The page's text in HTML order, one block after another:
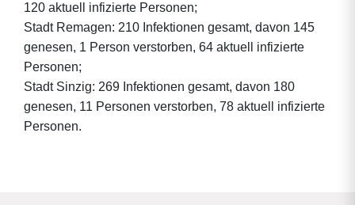
120 aktuell infizierte Personen;
Stadt Remagen: 210 Infektionen gesamt, davon 145
genesen, 1 Person verstorben, 64 aktuell infizierte
Personen;
Stadt Sinzig: 269 Infektionen gesamt, davon 180
genesen, 11 Personen verstorben, 78 aktuell infizierte
Personen.